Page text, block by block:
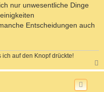
nur unwesentliche Dinge
Entscheidungen auch
auf den Knopf drückte!
a